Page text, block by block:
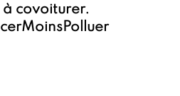
à covoiturer.